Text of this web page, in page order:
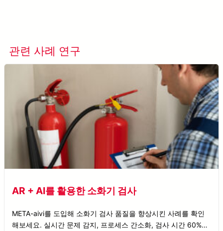
관련 사례 연구
AR + AI를 활용한 소화기 검사
META-aivi를 도입해 소화기 검사 품질을 향상시킨 사례를 확인
해보세요. 실시간 문제 감지, 프로세스 간소화, 검사 시간 60% 단